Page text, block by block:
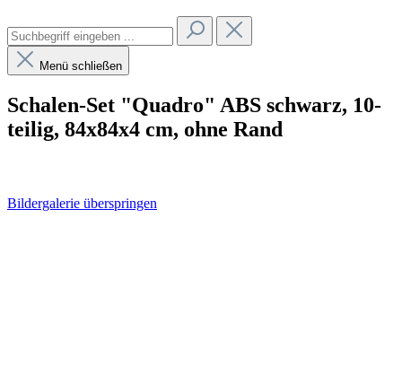
Menü schließen
Schalen-Set "Quadro" ABS schwarz, 10-
teilig, 84x84x4 cm, ohne Rand
Bildergalerie überspringen